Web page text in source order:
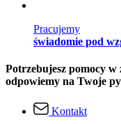
Pracujemy
świadomie pod
Potrzebujesz pomocy
odpowiemy na Twoje
Kontakt